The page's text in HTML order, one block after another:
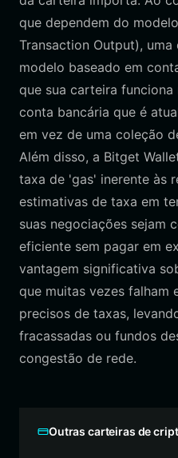
que dependem do
Transaction Output),
modelo baseado em
que sua carteira
conta bancária que é
em vez de uma coleção
Além disso, a Bitget
taxa de 'gas' inerente às
estimativas de taxa em
suas negociações sejam
eficiente sem pagar em
vantagem significativa
que muitas vezes falham
precisos de taxas,
fracassadas ou fundos
congestão de rede.
Outras carteiras de